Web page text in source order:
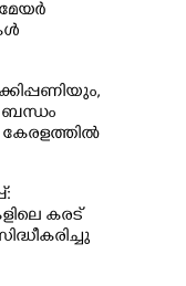
ബന്ധം
കേരളത്തിൽ
കരട്